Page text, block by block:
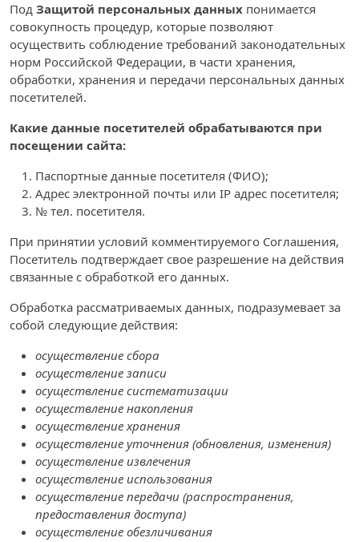
Под Защитой персональных данных понимается
совокупность процедур, которые позволяют
осуществить соблюдение требований законодательных
норм Российской Федерации, в части хранения,
обработки, хранения и передачи персональных данных
посетителей.
Какие данные посетителей обрабатываются при
посещении сайта:
Паспортные данные посетителя (ФИО);
Адрес электронной почты или IP адрес посетителя;
№ тел. посетителя.
При принятии условий комментируемого Соглашения,
Посетитель подтверждает свое разрешение на действия
связанные с обработкой его данных.
Обработка рассматриваемых данных, подразумевает за
собой следующие действия:
осуществление сбора
осуществление записи
осуществление систематизации
осуществление накопления
осуществление хранения
осуществление уточнения (обновления, изменения)
осуществление извлечения
осуществление использования
осуществление передачи (распространения,
предоставления доступа)
осуществление обезличивания